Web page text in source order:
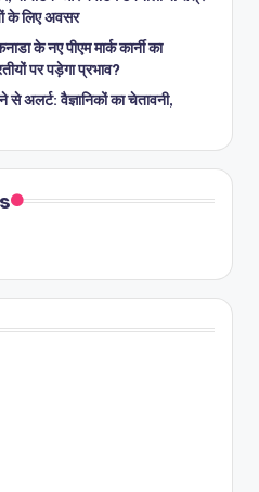
के लिए अवसर
के नए पीएम मार्क कार्नी का
पर पड़ेगा प्रभाव?
अलर्ट: वैज्ञानिकों का चेतावनी,